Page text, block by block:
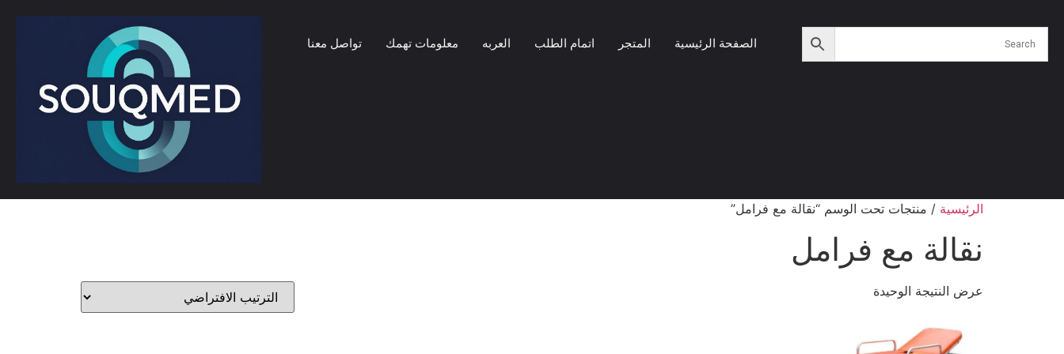
الصفحة الرئيسية المتجر اتمام الطلب العربه معلومات تهمك تواصل معنا
الرئيسية / منتجات تحت الوسم “نقالة مع فرامل”
نقالة مع فرامل
عرض النتيجة الوحيدة